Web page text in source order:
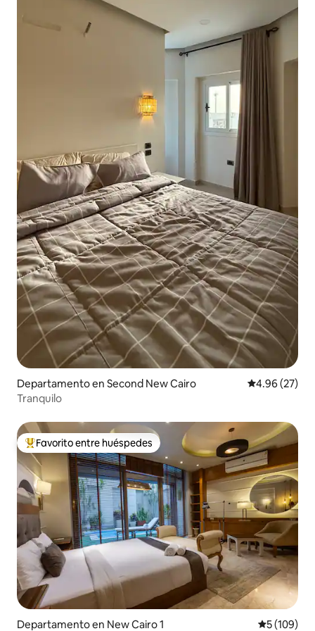
Departamento en Second New Cairo Calificación
4.96 (27)
Tranquilo
De los mejores en Favorito entre huéspedes
Favorito entre huéspedes
Departamento en New Cairo 1 5 (109)